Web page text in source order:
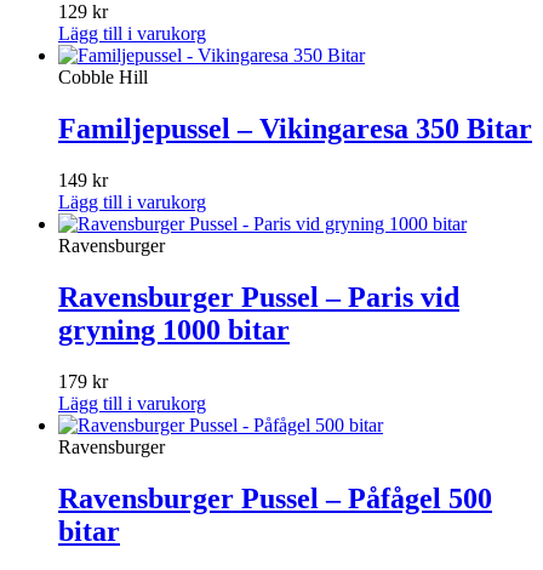
129 kr
Lägg till i varukorg
Cobble Hill
Familjepussel – Vikingaresa 350 Bitar
149 kr
Lägg till i varukorg
Ravensburger
Ravensburger Pussel – Paris vid
gryning 1000 bitar
179 kr
Lägg till i varukorg
Ravensburger
Ravensburger Pussel – Påfågel 500
bitar